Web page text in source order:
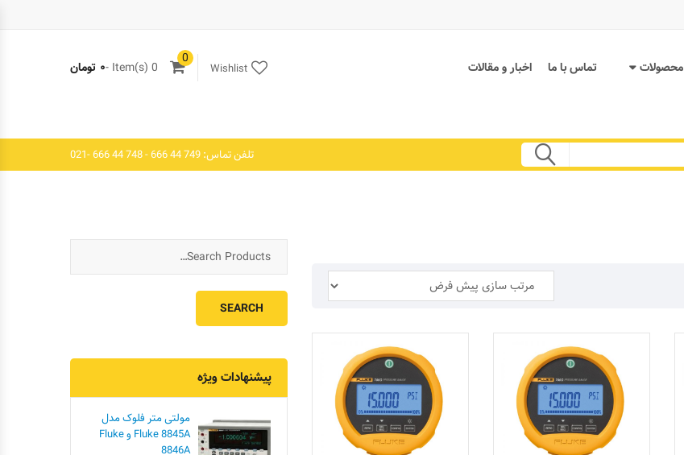
محصولات تماس با ما اخبار و مقالات 0
0 Item(s) - ۰ تومان Wishlist
تلفن تماس: 749 44 666 - 748 44 666 -021
پیشنهادات ویژه
مولتی متر فلوک مدل
Fluke 8845A و Fluke
8846A